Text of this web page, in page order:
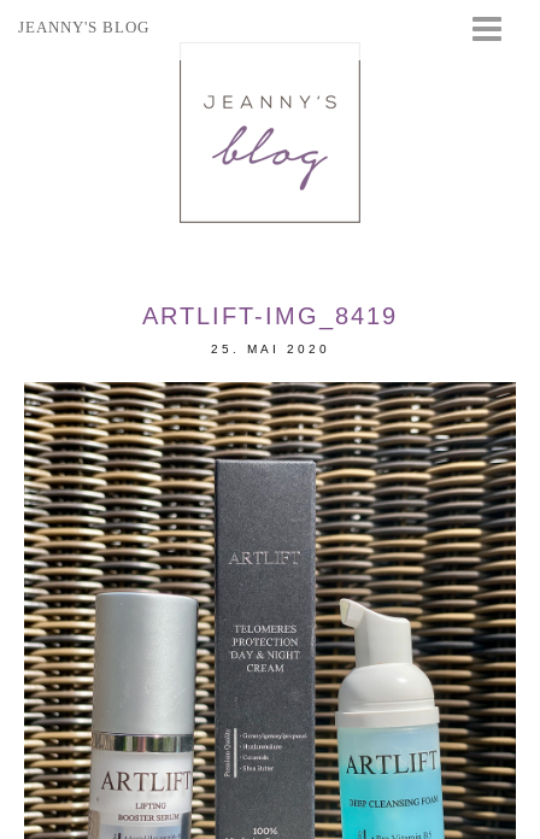
JEANNY'S BLOG
ARTLIFT-IMG_8419
25. MAI 2020